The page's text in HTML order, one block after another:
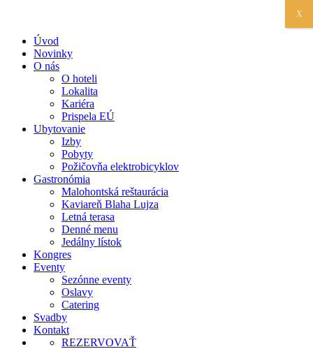
Úvod
Novinky
O nás
O hoteli
Lokalita
Kariéra
Prispela EÚ
Ubytovanie
Izby
Pobyty
Požičovňa elektrobicyklov
Gastronómia
Malohontská reštaurácia
Kaviareň Blaha Lujza
Letná terasa
Denné menu
Jedálny lístok
Kongres
Eventy
Sezónne eventy
Oslavy
Catering
Svadby
Kontakt
REZERVOVAŤ
X